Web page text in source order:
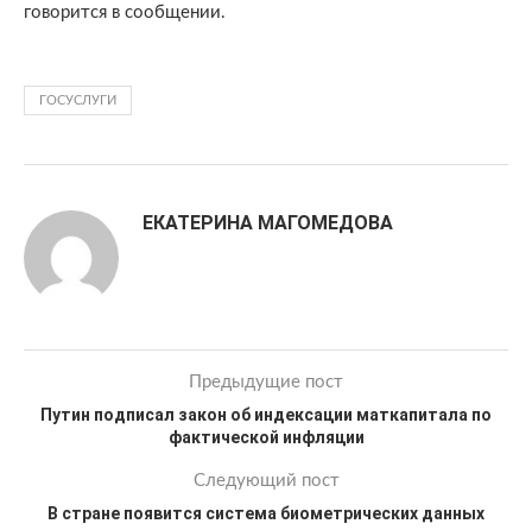
говорится в сообщении.
ГОСУСЛУГИ
ЕКАТЕРИНА МАГОМЕДОВА
Предыдущие пост
Путин подписал закон об индексации маткапитала по
фактической инфляции
Следующий пост
В стране появится система биометрических данных